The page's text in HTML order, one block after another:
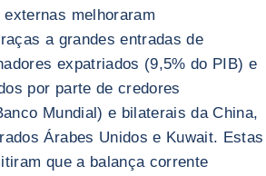
melhoraram
a grandes entradas de
expatriados (9,5% do PIB) e
por parte de credores
Mundial) e bilaterais da China,
Árabes Unidos e Kuwait. Estas
que a balança corrente